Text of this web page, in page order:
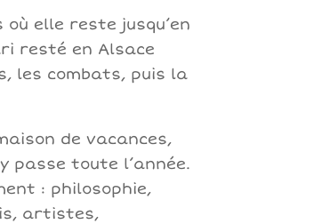
elle reste jusqu’en
resté en Alsace
les combats, puis la
de vacances,
passe toute l’année.
: philosophie,
artistes,